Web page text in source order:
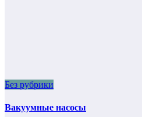
Без рубрики
Вакуумные насосы